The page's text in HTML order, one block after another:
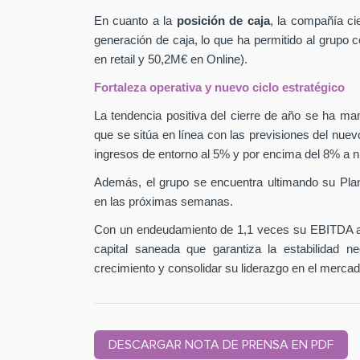
En cuanto a la posición de caja, la compañía
generación de caja, lo que ha permitido al grupo
en retail y 50,2M€ en Online).
Fortaleza operativa y nuevo ciclo estratégico
La tendencia positiva del cierre de año se ha
que se sitúa en línea con las previsiones del
ingresos de entorno al 5% y por encima del 8% a
Además, el grupo se encuentra ultimando su
en las próximas semanas.
Con un endeudamiento de 1,1 veces su EBITDA
capital saneada que garantiza la estabilidad
crecimiento y consolidar su liderazgo en el
DESCARGAR NOTA DE PRENSA EN PDF